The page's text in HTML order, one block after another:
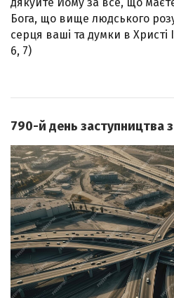
Бога, що вище людського
серця ваші та думки в Христі
6, 7)
790-й день заступництва